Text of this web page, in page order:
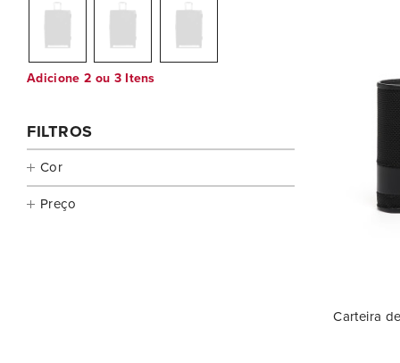
Adicione 2 ou 3 Itens
FILTROS
Cor
Preço
Carteira